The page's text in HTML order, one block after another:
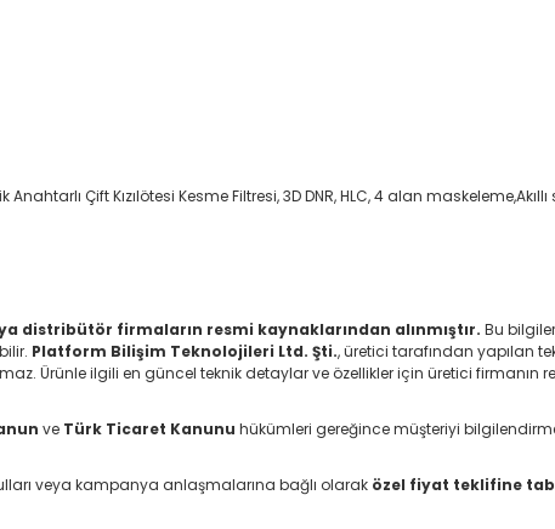
Çift Kızılötesi Kesme Filtresi, 3D DNR, HLC, 4 alan
distribütör firmaların resmi kaynaklarından alınmıştır. Bu
Platform Bilişim Teknolojileri Ltd. Şti., üretici tarafından yapılan
Ürünle ilgili en güncel teknik detaylar ve özellikler için üretici
ve Türk Ticaret Kanunu hükümleri gereğince müşteriyi
veya kampanya anlaşmalarına bağlı olarak özel fiyat teklifine